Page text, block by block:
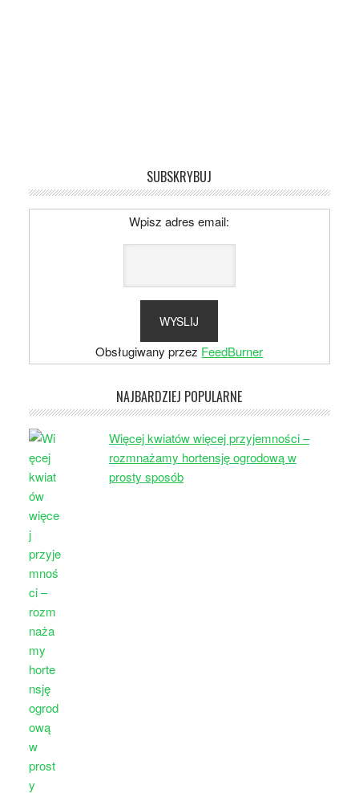
SUBSKRYBUJ
Wpisz adres email:
Obsługiwany przez FeedBurner
NAJBARDZIEJ POPULARNE
Więcej kwiatów więcej przyjemności –
rozmnażamy hortensję ogrodową w
prosty sposób